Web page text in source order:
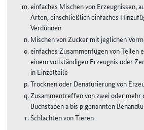
einfaches Mischen von Erzeugnissen,
Arten, einschließlich einfaches
Verdünnen
Mischen von Zucker mit jeglichen
einfaches Zusammenfügen von Teilen
einem vollständigen Erzeugnis oder
in Einzelteile
Trocknen oder Denaturierung von
Zusammentreffen von zwei oder mehr
Buchstaben a bis p genannten
Schlachten von Tieren